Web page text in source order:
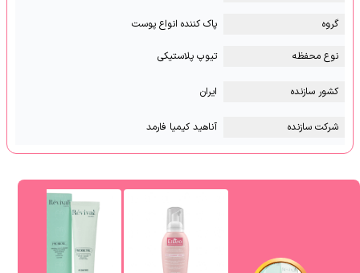
گروه پاک کننده انواع پوست
نوع محفظه تیوپ پلاستیکی
کشور سازنده ایران
شرکت سازنده آناهید کیمیا فارمد